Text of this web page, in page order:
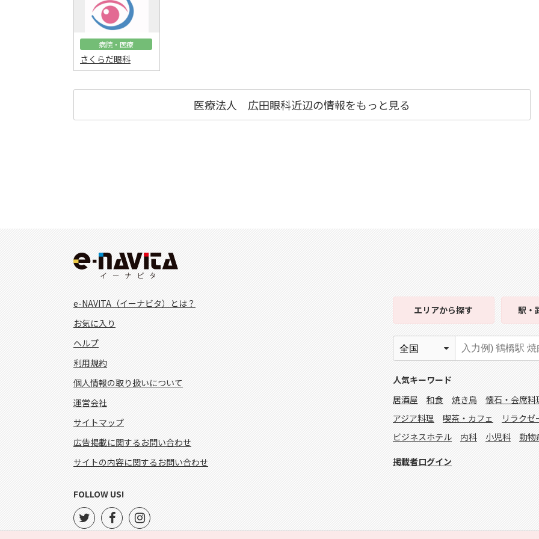
病院・医療
さくらだ眼科
医療法人 広田眼科近辺の情報をもっと見る
e-NAVITA（イーナビタ）とは？
お気に入り
ヘルプ
利用規約
個人情報の取り扱いについて
運営会社
サイトマップ
広告掲載に関するお問い合わせ
サイトの内容に関するお問い合わせ
エリアから探す 駅・
人気キーワード
居酒屋
和食 焼き鳥 懐石・会席料
アジア料理
喫茶・カフェ リラクゼ
ビジネスホテル
内科 小児科 動物
掲載者ログイン
FOLLOW US!